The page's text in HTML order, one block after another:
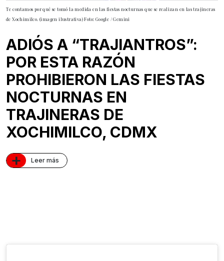
Te contamos por qué se tomó la medida en las fiestas nocturnas que se realizan en las trajineras
de Xochimilco. (imagen ilustrativa) Foto: Google / Gemini
ADIÓS A “TRAJIANTROS”:
POR ESTA RAZÓN
PROHIBIERON LAS FIESTAS
NOCTURNAS EN
TRAJINERAS DE
XOCHIMILCO, CDMX
+ Leer más